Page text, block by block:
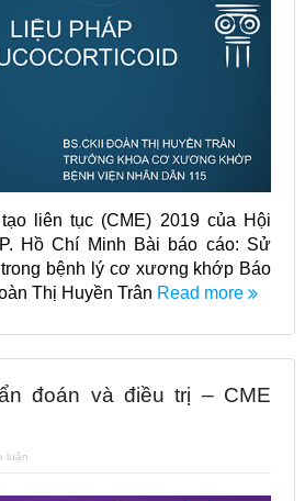
liên tục (CME) 2019 của Hội
Hồ Chí Minh Bài báo cáo: Sử
bệnh lý cơ xương khớp Báo
Thị Huyền Trân Read more
đoán và điều trị – CME
luận